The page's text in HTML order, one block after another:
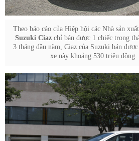
Theo báo cáo của Hiệp hội các Nhà sản
Suzuki Ciazchỉ bán được 1 chiếc trong
3 tháng đầu năm, Ciaz của Suzuki bán
xe này khoảng 530 triệu